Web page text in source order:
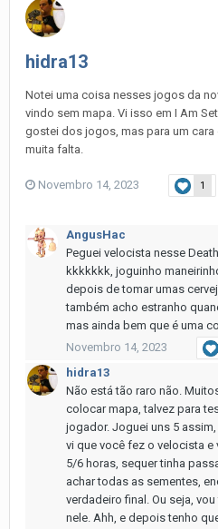
hidra13
Notei uma coisa nesses jogos da
vindo sem mapa. Vi isso em I Am
gostei dos jogos, mas para um
muita falta.
Novembro 14, 2023 1
AngusHac
Peguei velocista nesse
kkkkkkk, joguinho
depois de tomar umas
também acho estranho
mas ainda bem que é uma
Novembro 14, 2023
hidra13
Não está tão raro não.
colocar mapa, talvez para
jogador. Joguei uns 5
vi que você fez o velocista e
5/6 horas, sequer tinha
achar todas as sementes,
verdadeiro final. Ou seja,
nele. Ahh, e depois tenho